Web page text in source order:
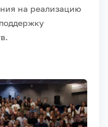
на реализацию